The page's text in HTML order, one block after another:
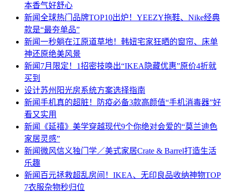
本香气好舒心
新闻全球热门品牌TOP10出炉！YEEZY拖鞋、Nike经典
款是“最夯单品”
新闻一秒躺在江原道草地！韩妞宅家狂晒的窗帘、床单
神还原绝美风景
新闻 7月限定！1招密技唤出“IKEA隐藏优惠”原价4折就
买到
设计苏州阳光房系统方案选择指南
新闻手机真的超脏！防疫必备3款高颜值“手机消毒器”好
看又实用
新闻
《延禧》美学穿越现代9个你绝对会爱的“莫兰迪色
家居灵感”
新闻微风信义独门学／美式家居Crate & Barrel打造生活
乐趣
新闻 百元拯救超乱房间！IKEA、无印良品收纳神物TOP
7衣服杂物秒归位